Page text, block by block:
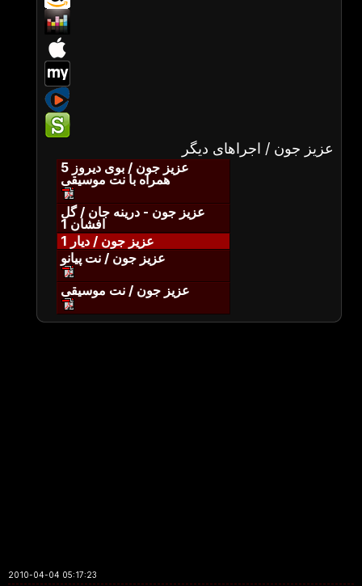
عزیز جون / اجراهای دیگر
عزیز جون / بوی دیروز 5
همراه با نت موسیقی
عزیز جون - درینه جان / گل
افشان 1
عزیز جون / دیار 1
عزیز جون / نت پیانو
عزیز جون / نت موسیقی
2010-04-04 05:17:23